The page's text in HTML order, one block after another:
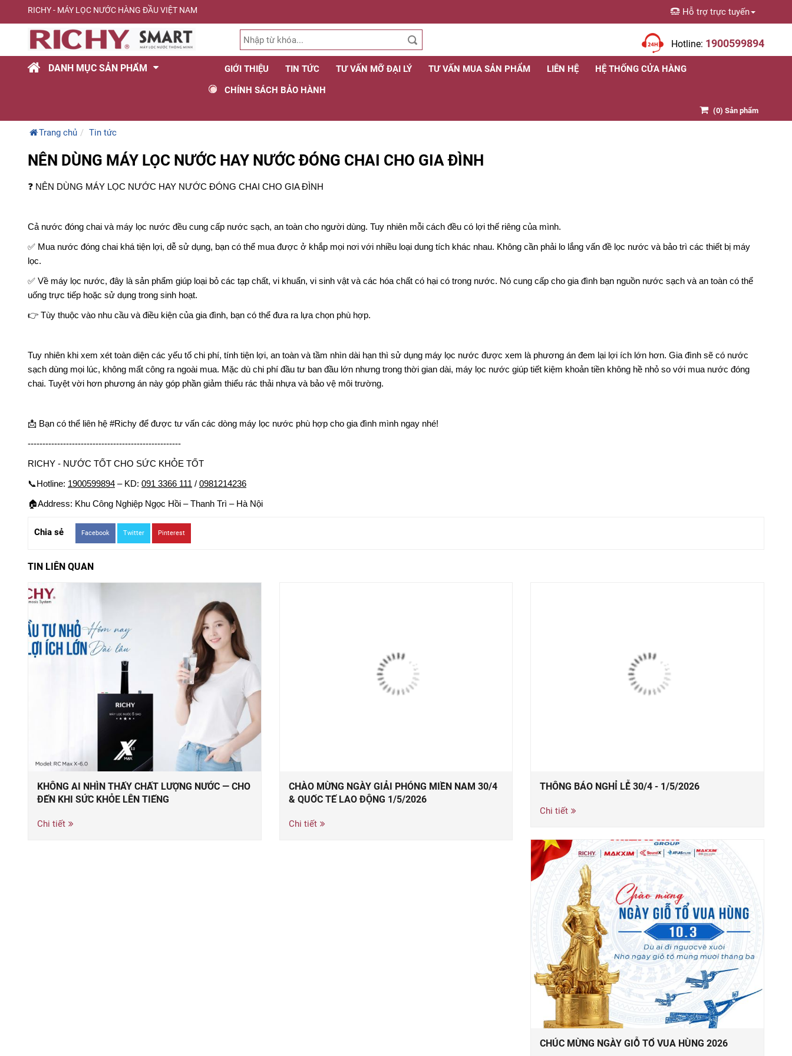
RICHY - MÁY LỌC NƯỚC HÀNG ĐẦU VIỆT NAM Hỗ trợ trực tuyến
Hotline: 1900599894
DANH MỤC SẢN PHẨM GIỚI THIỆU TIN TỨC TƯ VẤN MỠ ĐẠI LÝ TƯ VẤN MUA SẢN PHẨM LIÊN HỆ
HỆ THỐNG CỬA HÀNG
CHÍNH SÁCH BẢO HÀNH
(0) Sản phẩm
Trang chủ Tin tức
NÊN DÙNG MÁY LỌC NƯỚC HAY NƯỚC ĐÓNG CHAI CHO GIA ĐÌNH
❓ NÊN DÙNG MÁY LỌC NƯỚC HAY NƯỚC ĐÓNG CHAI CHO GIA ĐÌNH
Cả nước đóng chai và máy lọc nước đều cung cấp nước sạch, an toàn cho người dùng. Tuy nhiên mỗi cách đều có lợi thế riêng của mình.
✅ Mua nước đóng chai khá tiện lợi, dễ sử dụng, bạn có thể mua được ở khắp mọi nơi với nhiều loại dung tích khác nhau. Không cần phải lo lắng vấn đề lọc nước và bảo trì các thiết bị máy
lọc.
✅ Về máy lọc nước, đây là sản phẩm giúp loại bỏ các tạp chất, vi khuẩn, vi sinh vật và các hóa chất có hại có trong nước. Nó cung cấp cho gia đình bạn nguồn nước sạch và an toàn có thể
uống trực tiếp hoặc sử dụng trong sinh hoạt.
👉 Tùy thuộc vào nhu cầu và điều kiện của gia đình, bạn có thể đưa ra lựa chọn phù hợp.
Tuy nhiên khi xem xét toàn diện các yếu tố chi phí, tính tiện lợi, an toàn và tầm nhìn dài hạn thì sử dụng máy lọc nước được xem là phương án đem lại lợi ích lớn hơn. Gia đình sẽ có nước
sạch dùng mọi lúc, không mất công ra ngoài mua. Mặc dù chi phí đầu tư ban đầu lớn nhưng trong thời gian dài, máy lọc nước giúp tiết kiệm khoản tiền không hề nhỏ so với mua nước đóng
chai. Tuyệt vời hơn phương án này góp phần giảm thiểu rác thải nhựa và bảo vệ môi trường.
📩 Bạn có thể liên hệ #Richy để được tư vấn các dòng máy lọc nước phù hợp cho gia đình mình ngay nhé!
----------------------------------------------------
RICHY - NƯỚC TỐT CHO SỨC KHỎE TỐT
📞Hotline: 1900599894 – KD: 091 3366 111 / 0981214236
🏠Address: Khu Công Nghiệp Ngọc Hồi – Thanh Trì – Hà Nội
Chia sẻ Facebook Twitter Pinterest
TIN LIÊN QUAN
KHÔNG AI NHÌN THẤY CHẤT LƯỢNG NƯỚC — CHO
ĐẾN KHI SỨC KHỎE LÊN TIẾNG
Chi tiết
CHÀO MỪNG NGÀY GIẢI PHÓNG MIỀN NAM 30/4
& QUỐC TẾ LAO ĐỘNG 1/5/2026
Chi tiết
THÔNG BÁO NGHỈ LỄ 30/4 - 1/5/2026
Chi tiết
CHÚC MỪNG NGÀY GIỖ TỔ VUA HÙNG 2026